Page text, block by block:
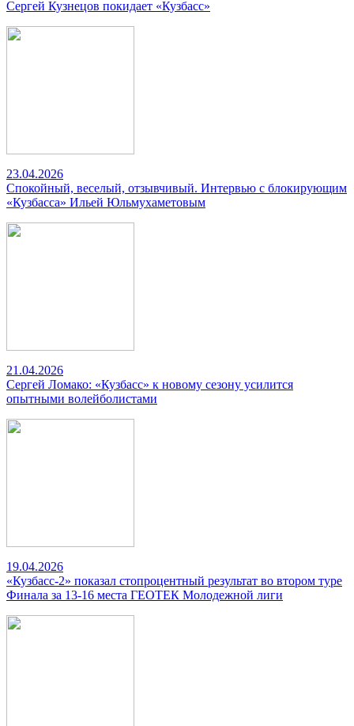
Сергей Кузнецов покидает «Кузбасс»
23.04.2026
Спокойный, веселый, отзывчивый. Интервью с блокирующим
«Кузбасса» Ильей Юльмухаметовым
21.04.2026
Сергей Ломако: «Кузбасс» к новому сезону усилится
опытными волейболистами
19.04.2026
«Кузбасс-2» показал стопроцентный результат во втором туре
Финала за 13-16 места ГЕОТЕК Молодежной лиги